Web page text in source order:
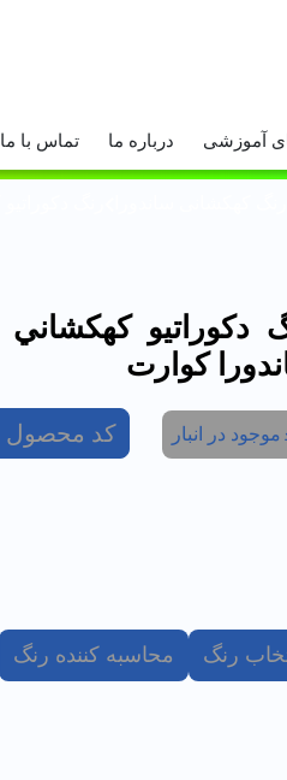
آموزشی درباره ما تماس با ما
كوارت
موجود در انبار کد محصول
رنگ محاسبه کننده رنگ